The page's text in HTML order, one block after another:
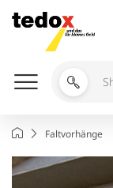
Inhalt
springen
Shop
durchsuchen
StartseiteFaltvorhänge